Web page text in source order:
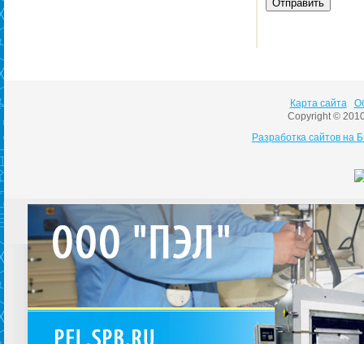
Карта сайта
Copyright ©
Разработка сайтов на